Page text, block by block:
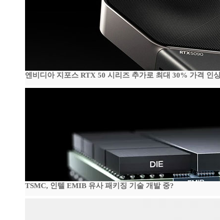
엔비디아 지포스 RTX 50 시리즈 추가로 최대 30% 가격 인
TSMC, 인텔 EMIB 유사 패키징 기술 개발 중?